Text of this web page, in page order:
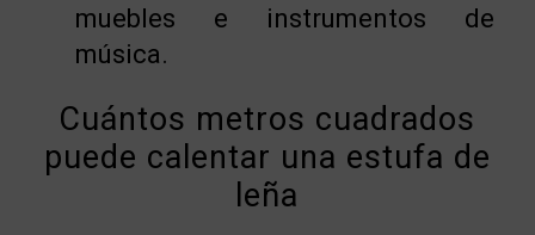
muebles e instrumentos de
música.
Cuántos metros cuadrados
puede calentar una estufa de
leña